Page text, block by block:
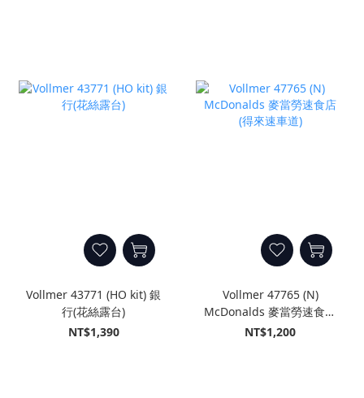
Vollmer 43771 (HO kit) 銀
行(花絲露台)
NT$1,390
Vollmer 47765 (N)
McDonalds 麥當勞速食店
(得來速車道)
NT$1,200